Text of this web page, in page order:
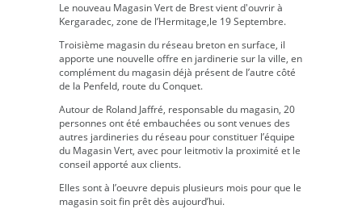
Le nouveau Magasin Vert de Brest vient d'ouvrir à
Kergaradec, zone de l’Hermitage,le 19 Septembre.
Troisième magasin du réseau breton en surface, il
apporte une nouvelle offre en jardinerie sur la ville, en
complément du magasin déjà présent de l’autre côté
de la Penfeld, route du Conquet.
Autour de Roland Jaffré, responsable du magasin, 20
personnes ont été embauchées ou sont venues des
autres jardineries du réseau pour constituer l’équipe
du Magasin Vert, avec pour leitmotiv la proximité et le
conseil apporté aux clients.
Elles sont à l’oeuvre depuis plusieurs mois pour que le
magasin soit fin prêt dès aujourd’hui.